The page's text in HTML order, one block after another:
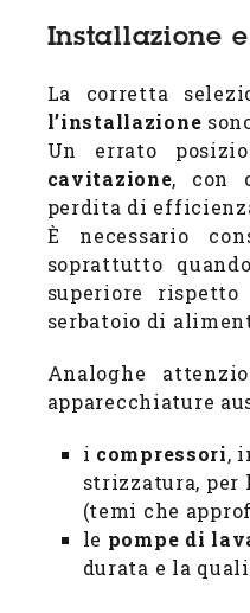
Installazione
La corretta
l’installazione
Un errato
cavitazione, con
perdita di
È necessario
soprattutto
superiore
serbatoio di
Analoghe
apparecchiature
i compressori,
strizzatura, per
(temi che
le pompe di
durata e la